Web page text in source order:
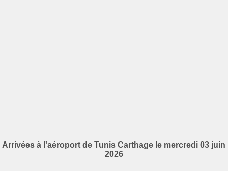
Arrivées à l'aéroport de Tunis Carthage le mercredi 03 juin
2026